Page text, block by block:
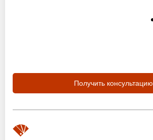
Получить консультацию